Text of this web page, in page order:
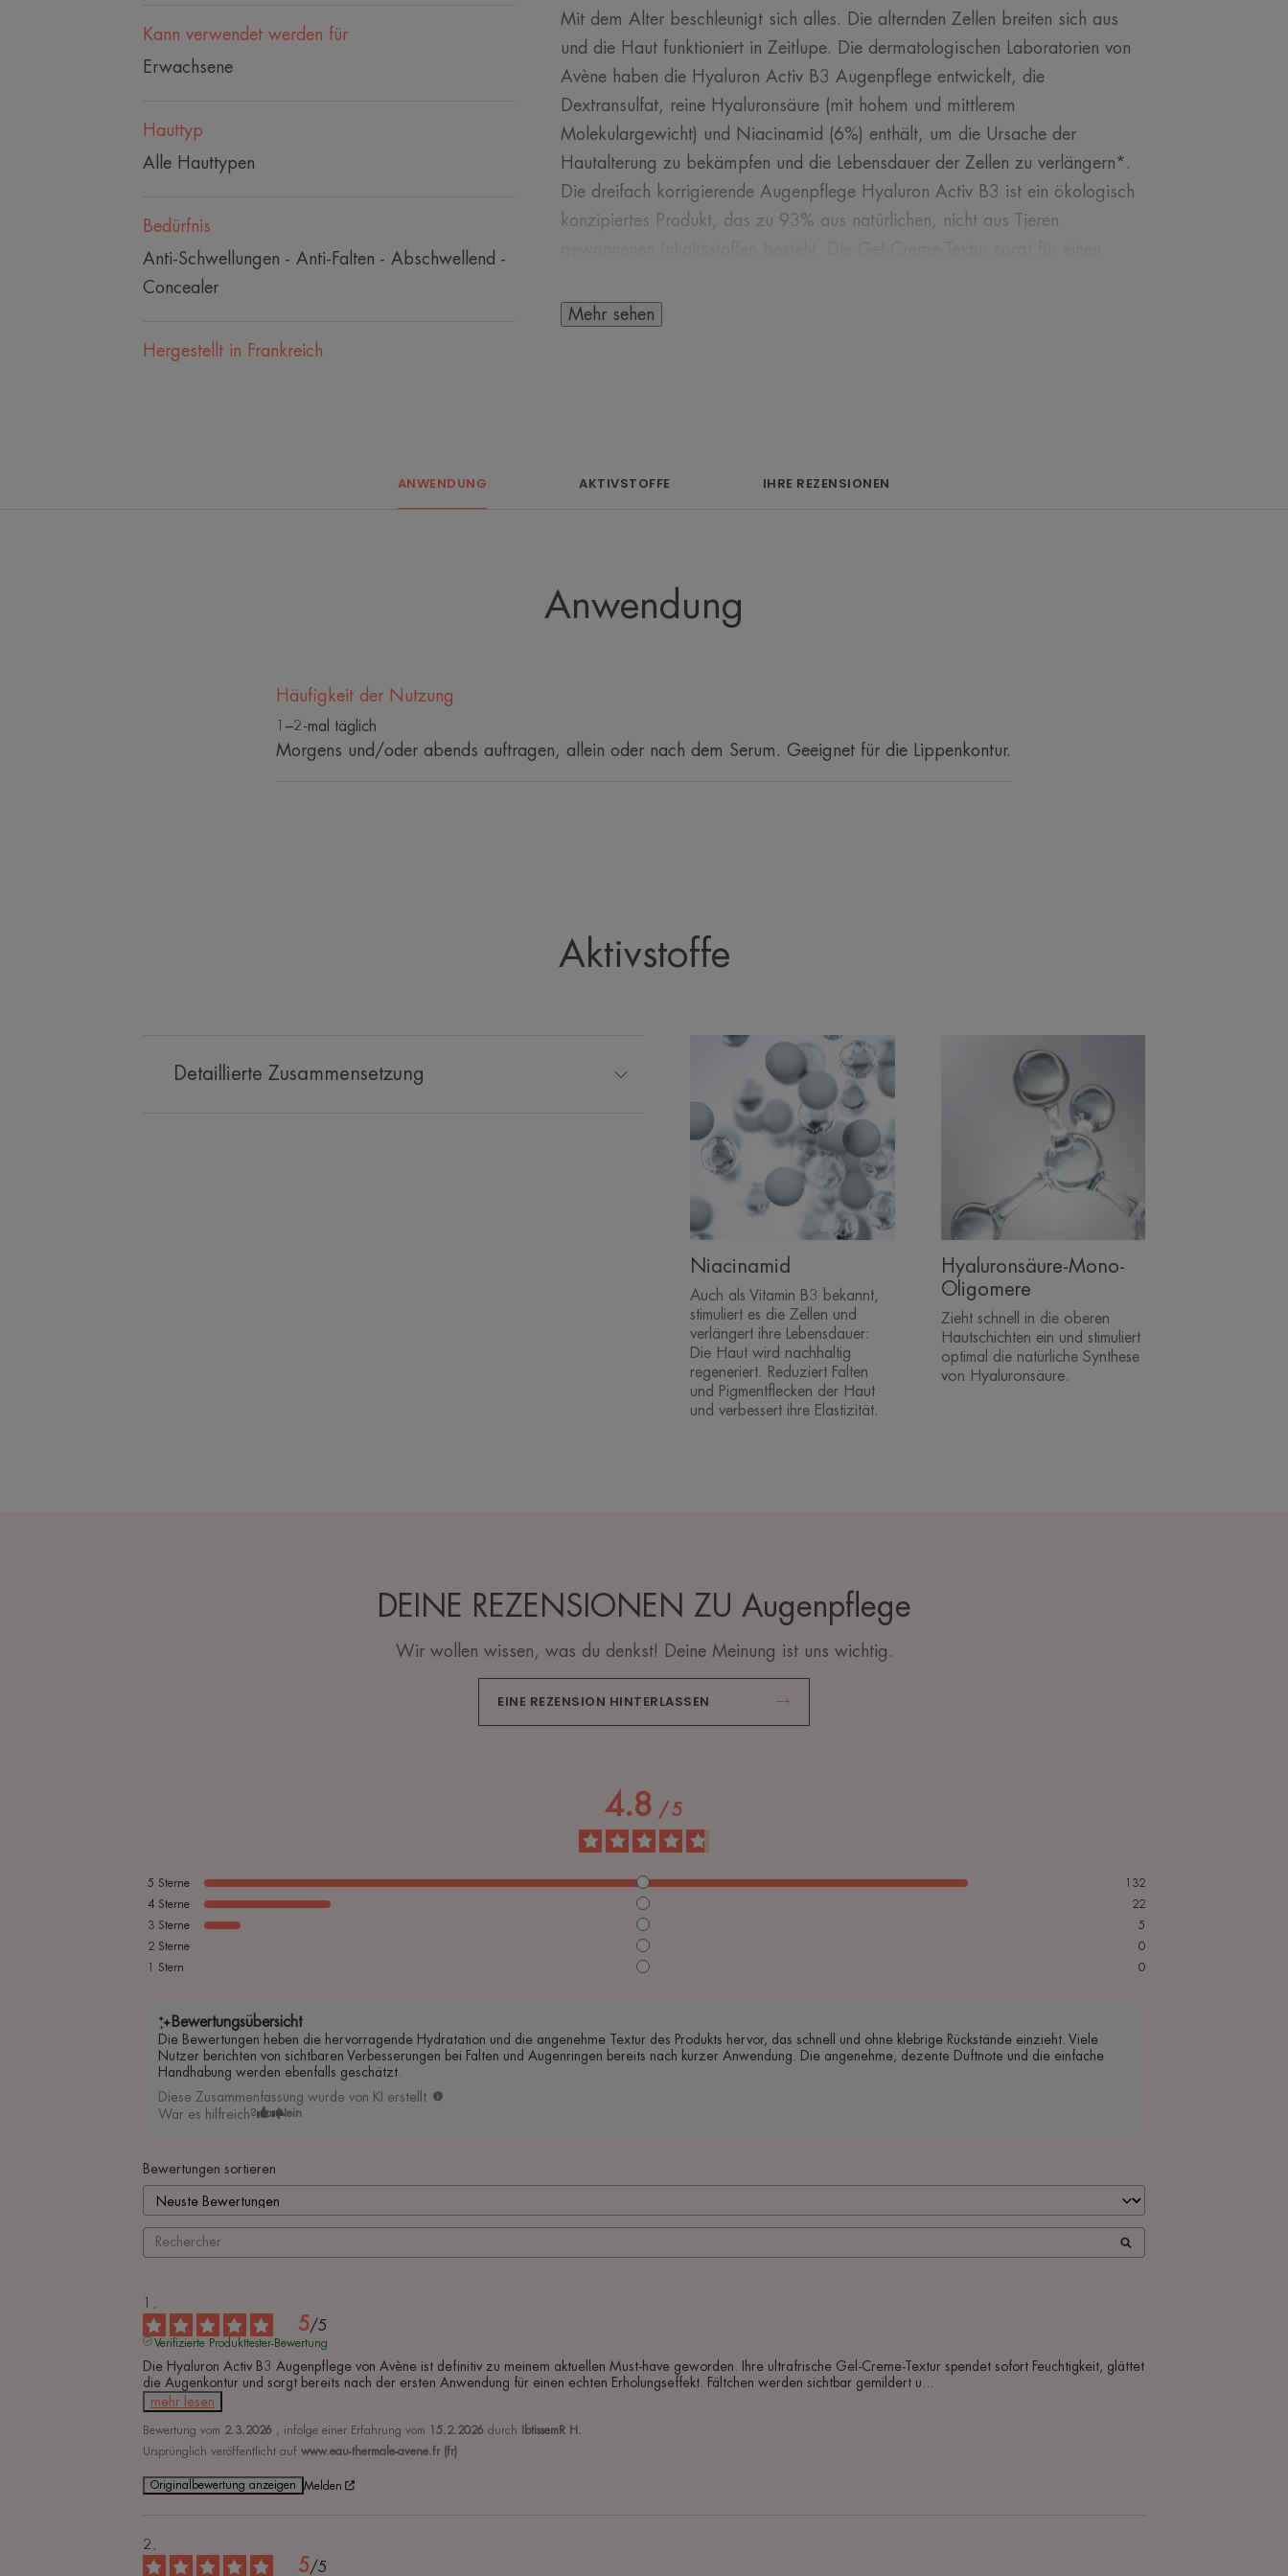
Kann verwendet werden für
Erwachsene
Hauttyp
Alle Hauttypen
Bedürfnis
Anti-Schwellungen - Anti-Falten - Abschwellend -
Concealer
Hergestellt in Frankreich
Mit dem Alter beschleunigt sich alles. Die alternden Zellen breiten sich aus
und die Haut funktioniert in Zeitlupe. Die dermatologischen Laboratorien von
Avène haben die Hyaluron Activ B3 Augenpflege entwickelt, die
Dextransulfat, reine Hyaluronsäure (mit hohem und mittlerem
Molekulargewicht) und Niacinamid (6%) enthält, um die Ursache der
Hautalterung zu bekämpfen und die Lebensdauer der Zellen zu verlängern*.
Die dreifach korrigierende Augenpflege Hyaluron Activ B3 ist ein ökologisch
konzipiertes Produkt, das zu 93% aus natürlichen, nicht aus Tieren
Tränensäcke und Augenringe werden aufgefüllt. Das Produkt ist parfümfrei
• Kräftigt die Augenpartie.
Mehr sehen
ANWENDUNG AKTIVSTOFFE IHRE REZENSIONEN
Anwendung
Häufigkeit der Nutzung
1–2-mal täglich
Morgens und/oder abends auftragen, allein oder nach dem Serum. Geeignet für die Lippenkontur.
Aktivstoffe
Detaillierte Zusammensetzung
Niacinamid
Auch als Vitamin B3 bekannt,
stimuliert es die Zellen und
verlängert ihre Lebensdauer:
Die Haut wird nachhaltig
regeneriert. Reduziert Falten
und Pigmentflecken der Haut
und verbessert ihre Elastizität.
Hyaluronsäure-Mono-
Oligomere
Zieht schnell in die oberen
Hautschichten ein und stimuliert
optimal die natürliche Synthese
von Hyaluronsäure.
DEINE REZENSIONEN ZU Augenpflege
Wir wollen wissen, was du denkst! Deine Meinung ist uns wichtig.
EINE REZENSION HINTERLASSEN
4.8 /5
5 Sterne
132
4 Sterne
22
3 Sterne
5
2 Sterne
0
1
Stern 0
Bewertungsübersicht
Die Bewertungen heben die hervorragende Hydratation und die angenehme Textur des Produkts hervor, das schnell und ohne klebrige Rückstände einzieht. Viele
Nutzer berichten von sichtbaren Verbesserungen bei Falten und Augenringen bereits nach kurzer Anwendung. Die angenehme, dezente Duftnote und die einfache
Handhabung werden ebenfalls geschätzt.
Diese Zusammenfassung wurde von KI erstellt
War es hilfreich? Ja Nein
Bewertungen sortieren
5/5
Verifizierte Produkttester-Bewertung
Die Hyaluron Activ B3 Augenpflege von Avène ist definitiv zu meinem aktuellen Must-have geworden. Ihre ultrafrische Gel-Creme-Textur spendet sofort Feuchtigkeit, glättet
die Augenkontur und sorgt bereits nach der ersten Anwendung für einen echten Erholungseffekt. Fältchen werden sichtbar gemildert u
mehr lesen
Bewertung vom 2.3.2026 , infolge einer Erfahrung vom 15.2.2026 durch
IbtissemR H.
Ursprünglich veröffentlicht auf www.eau-thermale-avene.fr (fr)
Originalbewertung anzeigen Melden
5/5